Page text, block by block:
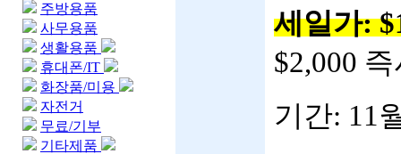
주방용품
사무용품
생활용품
휴대폰/IT
화장품/미용
자전거
무료/기부
기타제품
세일가:
$2,000
기간: 11